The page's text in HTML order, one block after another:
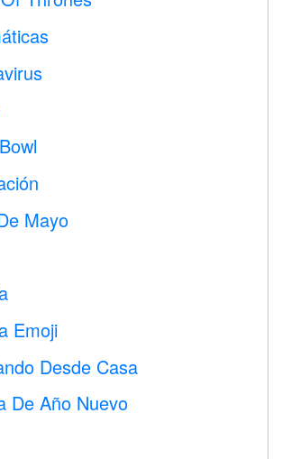
Mayo
Emoji
Desde Casa
De Año Nuevo